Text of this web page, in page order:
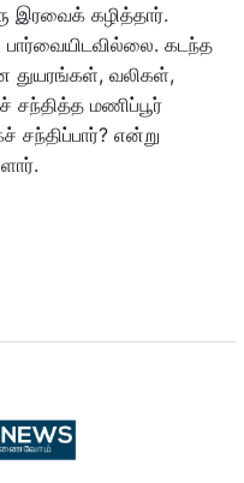
இரவைக் கழித்தார்.
கடந்த
துயரங்கள், வலிகள்,
மணிப்பூர்
சந்திப்பார்? என்று